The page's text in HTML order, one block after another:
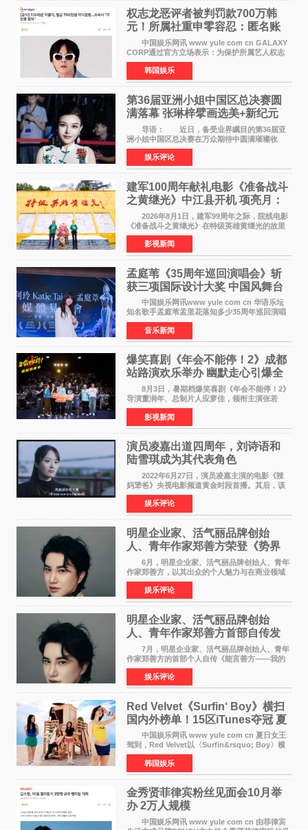
权志龙恶评者被判罚款700万韩
元！所属社重申零容忍：匿名账
号也难逃刑责
中国娱乐网讯 www yule com cn GALAXY
CORP通过官方立场表示：为保护所属艺人权志
龙的名誉和权益，将持续对网络上发生的名誉损
害、散布虚假事实、侮辱、恶意诽谤等行为采取
法律应对措施。
韩国娱乐
第36届亚洲小姐中国区总决赛圆
满落幕 张琳梓擘画选美+新纪元
导语： 近日，备受业界瞩目的第36届亚
洲小姐中国区总决赛在万众期待中圆满璀璨收
官。整场盛典汇聚万千芳华，不仅完成了新一届
美丽代言人的加冕选拔，更在行业发展层面带来
颠覆性突破。活动
娱乐评论
建军100周年献礼电影《准备战斗
之黄继光》中江县开机 项亮月：
以光影为笔，书写英雄赞歌
2026年8月1日，建军99周年之际，院线电影
《准备战斗之黄继光》在特级英雄黄继光的故里
——四川省德阳市中江县黄继光出生地正式开
机。本片出品人、总制片人项亮月主持开机仪
式，&zwnj;特级英雄
影视新闻
孟庭苇《35周年巡回演唱会》斩
获三项国际设计大奖 中国风舞台
美学获全球认可
中国娱乐网讯www yule com cn 华语乐坛
知名歌手孟庭苇孟里花落知多少35周年巡回演唱
会再传喜讯。该演唱会先后荣获美国MUSE
Creative Awards白金奖（Platinum Winner）、
英国London Design
音乐新闻
爆笑喜剧《年会不能停！2》成都
站路演欢乐举办 幽默走心引爆全
场共鸣
8月3日，暑期档爆笑喜剧《年会不能停！2》
导演董润年、总制片人应萝佳，领衔主演张若
昀、白客，惊喜出演庄达菲，特别主演孙艺洲，
特别出演田雨，友情出演欧阳奋强出席成都路
演，与观众近距离互
影视新闻
演员凌嘉出道四周年，刘诗语和
陆雪琪成为其代表角色
2022年6月27日，演员凌嘉主演的电影《辣
妈犟爸》央视电影频道黄金时段首播。其后，该
电影在央视电影频道多次复播（2022年8月10
日，2022年9月30日，2023年7月17日，2025年7
月14日）。除了多次复
娱乐评论
明星企业家、活气丽品牌创始
人、青年作家郑善方荣登《势界
POWERCIRCLES》6月刊
6月，明星企业家、活气丽品牌创始人、青年
作家郑善方，以其出众的个人魅力与在商业领域
的卓越建树，成功登上《势界
POWERCIRCLES》，展现了他在时尚与商业领
域的双重影响力。 明星企业家、青
娱乐评论
明星企业家、活气丽品牌创始
人、青年作家郑善方首部自传发
布， 书写跨界创业者的成长答卷
7月，明星企业家、活气丽品牌创始人、青年
作家郑善方的首部个人自传《能言善方——我的
跨界人生》正式发行。这本书以他的人生轨迹为
脉络，首次完整公开了从逐梦少年到横跨美业、
公益等多领域的
娱乐评论
Red Velvet《Surfin‘ Boy》横扫
国内外榜单！15区iTunes夺冠 夏
日女王强势回归
中国娱乐网讯 www yule com cn 夏日女王
驾到，Red Velvet以〈Surfin&rsquo; Boy〉横
扫国内外榜单，获得音乐粉丝的热烈反响。
Red Velvet于3日发行了夏日迷你专辑《Velvet
Summer》，
韩国娱乐
金秀贤菲律宾粉丝见面会10月举
办 2万人规模
中国娱乐网讯 www yule com cn 由菲律宾